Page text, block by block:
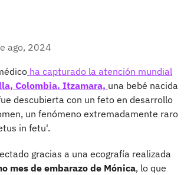
ago, 2024
ha capturado la atención mundial
Colombia. Itzamara, una bebé nacida
descubierta con un feto en desarrollo
un fenómeno extremadamente raro
in fetu'.
gracias a una ecografía realizada
mes de embarazo de Mónica, lo que